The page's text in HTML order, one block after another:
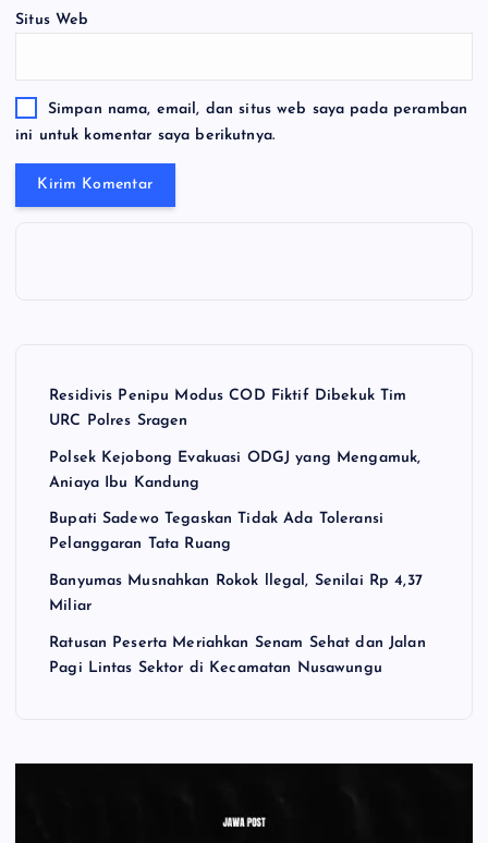
Situs Web
Simpan nama, email, dan situs web saya pada peramban
ini untuk komentar saya berikutnya.
Residivis Penipu Modus COD Fiktif Dibekuk Tim
URC Polres Sragen
Polsek Kejobong Evakuasi ODGJ yang Mengamuk,
Aniaya Ibu Kandung
Bupati Sadewo Tegaskan Tidak Ada Toleransi
Pelanggaran Tata Ruang
Banyumas Musnahkan Rokok llegal, Senilai Rp 4,37
Miliar
Ratusan Peserta Meriahkan Senam Sehat dan Jalan
Pagi Lintas Sektor di Kecamatan Nusawungu